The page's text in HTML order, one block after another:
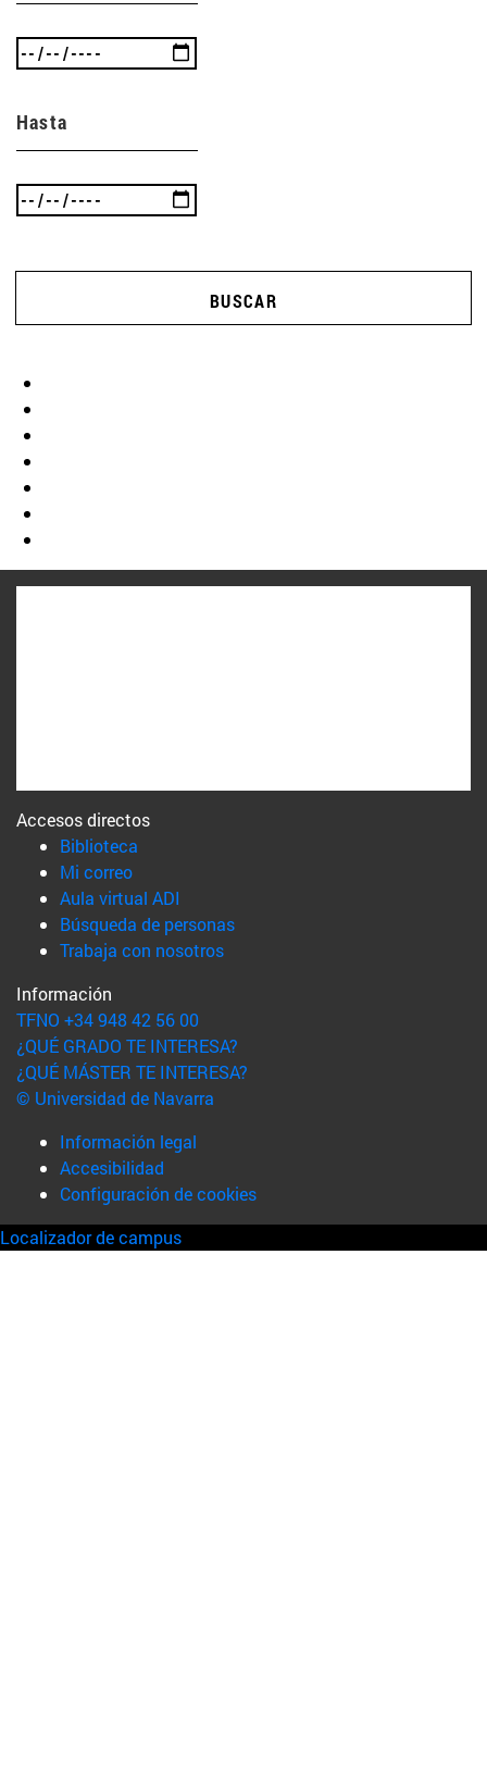
Hasta
BUSCAR
Accesos directos
Biblioteca
Mi correo(abre en nueva ventana)
Aula virtual ADI
Búsqueda de personas(abre en nueva ventana)
Trabaja con nosotros(abre en nueva ventana)
Información
TFNO +34 948 42 56 00
¿QUÉ GRADO TE INTERESA?
¿QUÉ MÁSTER TE INTERESA?
© Universidad de Navarra
Información legal
Accesibilidad
Configuración de cookies
Localizador de campus